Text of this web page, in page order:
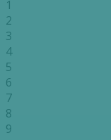
1
2
3
4
5
6
7
8
9